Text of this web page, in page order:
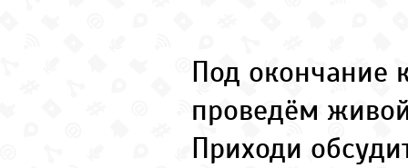
Под окончание
проведём
Приходи